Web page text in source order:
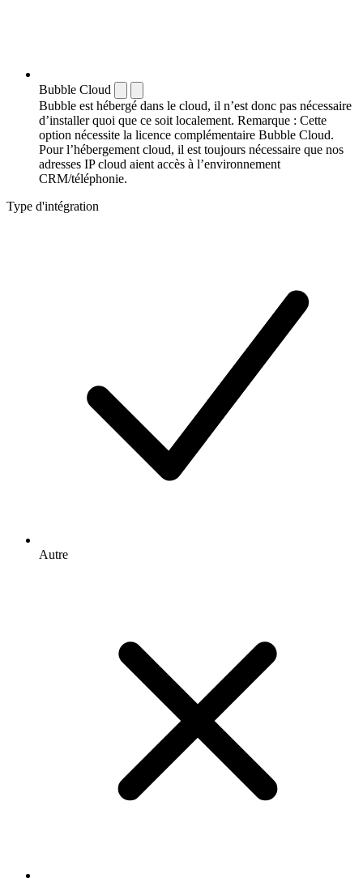
Bubble Cloud
Bubble est hébergé dans le cloud, il n’est donc pas nécessaire
d’installer quoi que ce soit localement. Remarque : Cette
option nécessite la licence complémentaire Bubble Cloud.
Pour l’hébergement cloud, il est toujours nécessaire que nos
adresses IP cloud aient accès à l’environnement
CRM/téléphonie.
Type d'intégration
Autre